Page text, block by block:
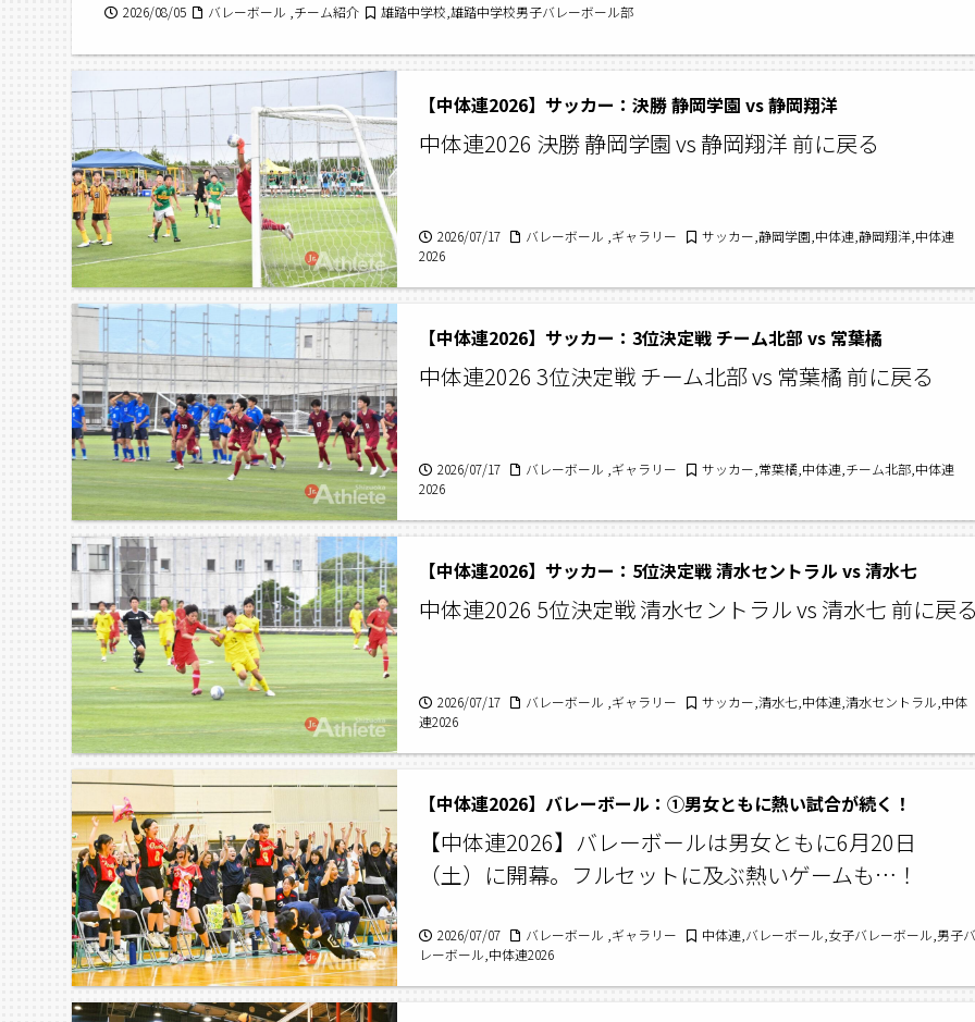
2026/08/05 バレーボール ,チーム紹介 雄踏中学校,雄踏中学校男子バレーボール部
【中体連2026】サッカー：決勝 静岡学園 vs 静岡翔洋
中体連2026 決勝 静岡学園 vs 静岡翔洋 前に戻る
2026/07/17 バレーボール ,ギャラリー
サッカー,静岡学園,中体連,静岡翔洋,中体連
2026
【中体連2026】サッカー：3位決定戦 チーム北部 vs 常葉橘
中体連2026 3位決定戦 チーム北部 vs 常葉橘 前に戻る
2026/07/17 バレーボール ,ギャラリー
サッカー,常葉橘,中体連,チーム北部,中体連
2026
【中体連2026】サッカー：5位決定戦 清水セントラル vs 清水七
中体連2026 5位決定戦 清水セントラル vs 清水七 前に戻
2026/07/17 バレーボール ,ギャラリー
サッカー,清水七,中体連,清水セントラル,中体
連2026
【中体連2026】バレーボール：①男女ともに熱い試合が続く！
【中体連2026】バレーボールは男女ともに6月20日
（土）に開幕。フルセットに及ぶ熱いゲームも…！
2026/07/07 バレーボール ,ギャラリー
中体連,バレーボール,女子バレーボール,男子バ
レーボール,中体連2026